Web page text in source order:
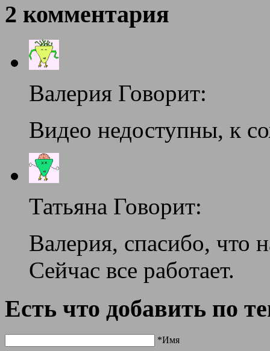
2 комментария
Валерия Говорит:
Видео недоступны, к
Татьяна Говорит:
Валерия, спасибо, что
Сейчас все работает.
Есть что добавить по
*Имя